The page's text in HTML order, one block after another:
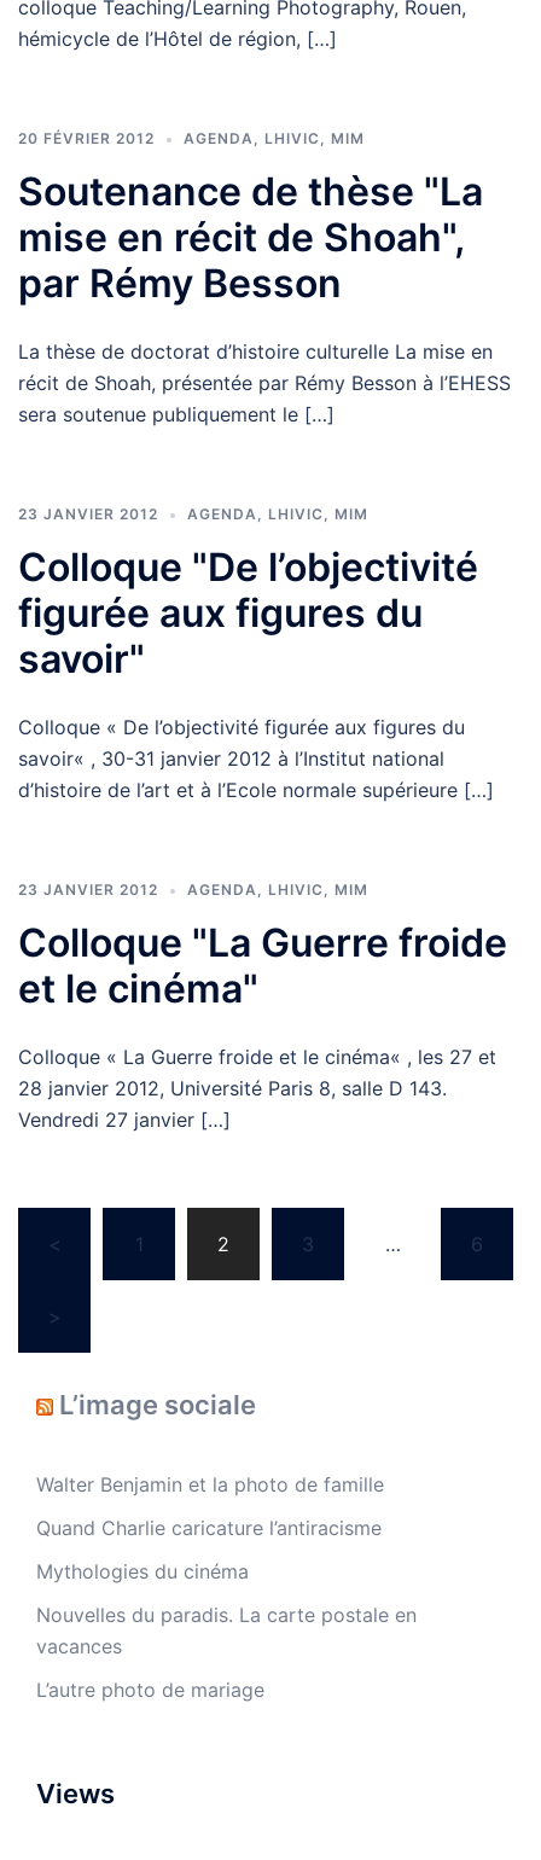
colloque Teaching/Learning Photography, Rouen,
hémicycle de l’Hôtel de région, […]
20 FÉVRIER 2012 AGENDA, LHIVIC , MIM
Soutenance de thèse "La
mise en récit de Shoah",
par Rémy Besson
La thèse de doctorat d’histoire culturelle La mise en
récit de Shoah, présentée par Rémy Besson à l’EHESS
sera soutenue publiquement le […]
23 JANVIER 2012 AGENDA, LHIVIC , MIM
Colloque "De l’objectivité
figurée aux figures du
savoir"
Colloque « De l’objectivité figurée aux figures du
savoir« , 30-31 janvier 2012 à l’Institut national
d’histoire de l’art et à l’Ecole normale supérieure […]
23 JANVIER 2012 AGENDA, LHIVIC , MIM
Colloque "La Guerre froide
et le cinéma"
Colloque « La Guerre froide et le cinéma« , les 27 et
28 janvier 2012, Université Paris 8, salle D 143.
Vendredi 27 janvier […]
des
articles
< 1 2 3 … 6
>
L’image sociale
Walter Benjamin et la photo de famille
Quand Charlie caricature l’antiracisme
Mythologies du cinéma
Nouvelles du paradis. La carte postale en
vacances
L’autre photo de mariage
Views